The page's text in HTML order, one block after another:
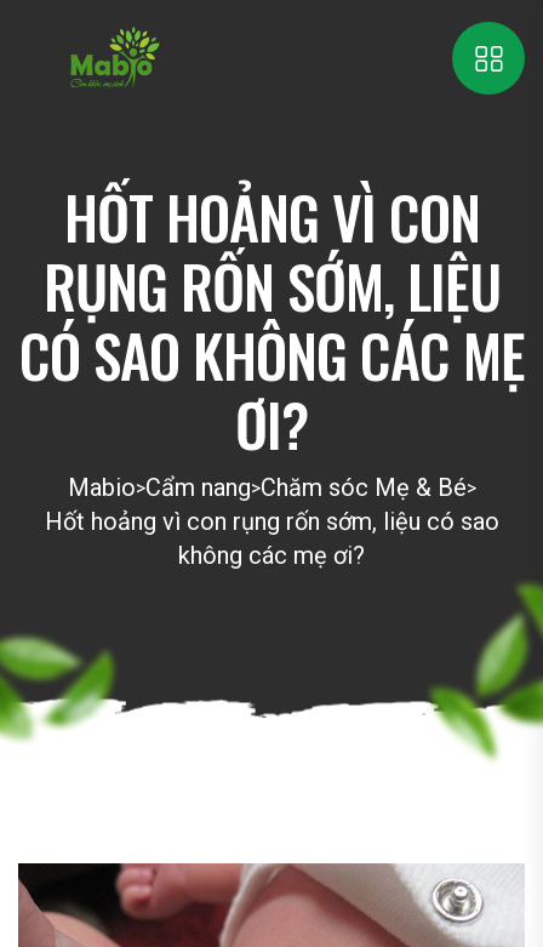
HỐT HOẢNG VÌ CON
RỤNG RỐN SỚM, LIỆU
CÓ SAO KHÔNG CÁC MẸ
ƠI?
Mabio>Cẩm nang>Chăm sóc Mẹ & Bé>
Hốt hoảng vì con rụng rốn sớm, liệu có sao
không các mẹ ơi?